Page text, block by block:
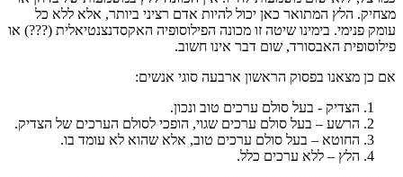
מצחיק. הלץ המתואר כאן יכול להיות אדם רציני ביותר, אלא ללא כל
עומק פנימי. בימינו שיטה זו מכונה הפילוסופיה האקסדנצנטיאלית (???) או
פילוסופית האבסורד, שום דבר אינו חשוב.
אם כן מצאנו בפסוק הראשון ארבעה סוגי אנשים:
הצדיק - בעל סולם ערכים טוב ונכון.
הרשע – בעל סולם ערכים שגוי, הופכי לסולם הערכים של הצדיק.
החוטא – בעל סולם ערכים טוב, אלא שהוא לא עומד בו.
הלץ – ללא ערכים כלל.